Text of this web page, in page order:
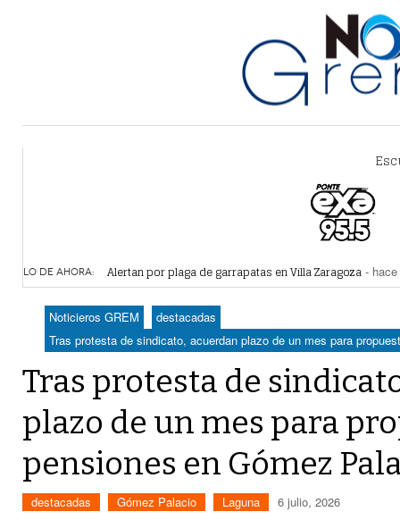
LO DE AHORA: Alertan por plaga de garrapatas en Villa Zaragoza -
Reiteran estrategia para combate a la extorsión en
Por falta de agua, vecinos de Villa Zaragoza bloquearon
Plantean fideicomiso federal para operar Agua
Detienen a juez del Tribunal Superior de Justicia de
Noticieros GREM
destacadas
Tras protesta de sindicato, acuerdan plazo de un mes para
Tras protesta de
plazo de un mes para
pensiones en Gómez
destacadas Gómez Palacio Laguna 6 julio, 2026